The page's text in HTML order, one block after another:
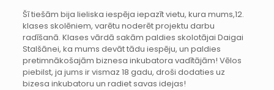
Šī tiešām bija lieliska iespēja iepazīt vietu, kura mums,12.
klases skolēniem, varētu noderēt projektu darbu
radīšanā. Klases vārdā sakām paldies skolotājai Daigai
Stalšānei, ka mums devāt tādu iespēju, un paldies
pretimnākošajām biznesa inkubatora vadītājām! Vēlos
piebilst, ja jums ir vismaz 18 gadu, droši dodaties uz
bizesa inkubatoru un radiet savas idejas!